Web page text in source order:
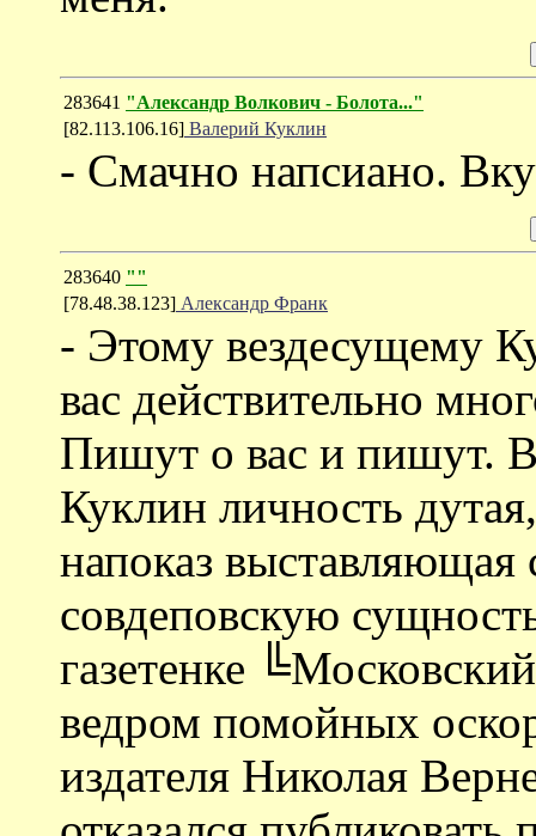
283641 "Александр Волкович - Болота..."
[82.113.106.16] Валерий Куклин
- Смачно напсиано.
283640 ""
[78.48.38.123] Александр Франк
- Этому вездесущему
вас действительно
Пишут о вас и пишут.
Куклин личность
напоказ
совдеповскую
газетенке
ведром помойных
издателя Николая